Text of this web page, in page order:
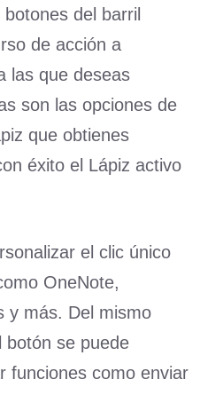
del barril
de acción a
las que deseas
son las opciones de
que obtienes
éxito el Lápiz activo
el clic único
OneNote,
y más. Del mismo
botón se puede
funciones como enviar